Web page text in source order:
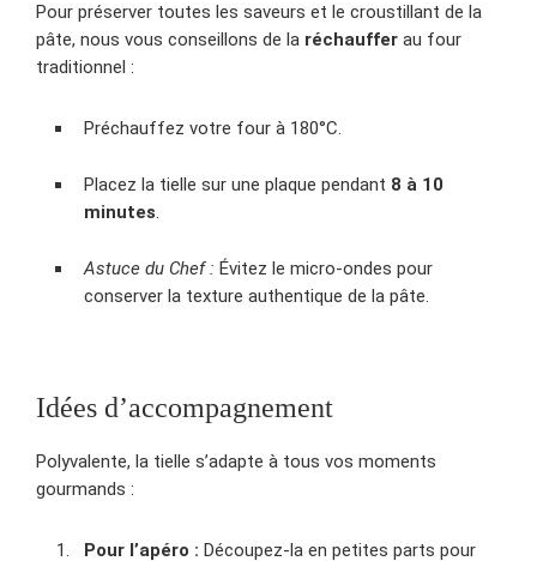
Pour préserver toutes les saveurs et le croustillant de la
pâte, nous vous conseillons de la réchauffer au four
traditionnel :
Préchauffez votre four à 180°C.
Placez la tielle sur une plaque pendant 8 à 10
minutes.
Astuce du Chef : Évitez le micro-ondes pour
conserver la texture authentique de la pâte.
Idées d’accompagnement
Polyvalente, la tielle s’adapte à tous vos moments
gourmands :
Pour l’apéro : Découpez-la en petites parts pour